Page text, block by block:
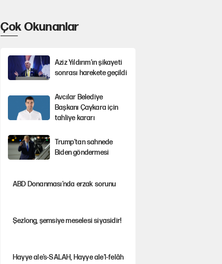
Çok Okunanlar
Aziz Yıldırım’ın şikayeti
sonrası harekete geçildi
Avcılar Belediye
Başkanı Çaykara için
tahliye kararı
Trump’tan sahnede
Biden göndermesi
ABD Donanması’nda erzak sorunu
Şezlong, şemsiye meselesi siyasidir!
Hayye ale’s-SALAH, Hayye ale’l-felâh